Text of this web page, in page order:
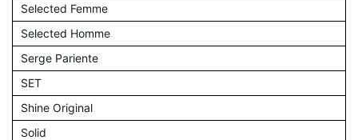
Selected Femme
Selected Homme
Serge Pariente
SET
Shine Original
Solid